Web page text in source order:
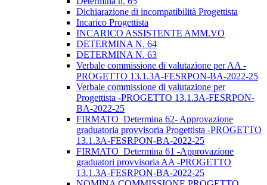
Dichiarazione di incompatibilità Progettista
Incarico Progettista
INCARICO ASSISTENTE AMM.VO
DETERMINA N. 64
DETERMINA N. 63
Verbale commissione di valutazione per AA -
PROGETTO 13.1.3A-FESRPON-BA-2022-25
Verbale commissione di valutazione per
Progettista -PROGETTO 13.1.3A-FESRPON-
BA-2022-25
FIRMATO_Determina 62- Approvazione
graduatoria provvisoria Progettista -PROGETTO
13.1.3A-FESRPON-BA-2022-25
FIRMATO_Determina 61 -Approvazione
graduatori provvisoria AA -PROGETTO
13.1.3A-FESRPON-BA-2022-25